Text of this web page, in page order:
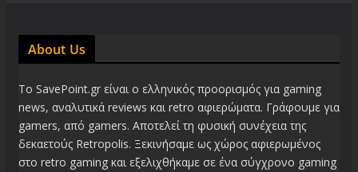
About Us
Το SavePoint.gr είναι ο ελληνικός προορισμός για gaming
news, αναλυτικά reviews και retro αφιερώματα. Γράφουμε για
gamers, από gamers. Αποτελεί τη φυσική συνέχεια της
δεκαετούς Retropolis. Ξεκινήσαμε ως χώρος αφιερωμένος
στο retro gaming και εξελιχθήκαμε σε ένα σύγχρονο gaming